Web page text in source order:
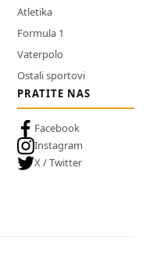
Atletika
Formula 1
Vaterpolo
Ostali sportovi
PRATITE NAS
Facebook
Instagram
X / Twitter